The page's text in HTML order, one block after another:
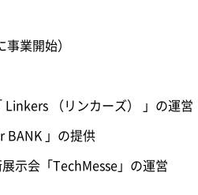
業開始）
（リンカーズ） 」の運営
BANK 」の提供
示会「TechMesse」の運営